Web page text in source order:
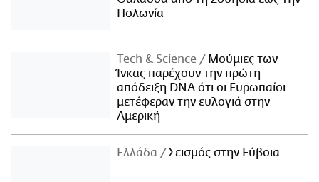
Πολωνία
Τech & Science
Μούμιες των
Ίνκας παρέχουν την πρώτη
απόδειξη DNA ότι οι Ευρωπαίοι
μετέφεραν την ευλογιά στην
Αμερική
Ελλάδα Σεισμός στην Εύβοια